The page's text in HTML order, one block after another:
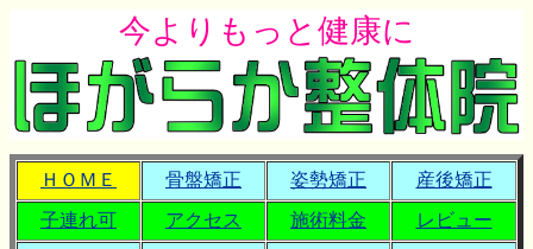
今よりもっと健康に
ＨＯＭＥ 骨盤矯正 姿勢矯正
産後矯正
子連れ可
アクセス 施術料金
レビュー